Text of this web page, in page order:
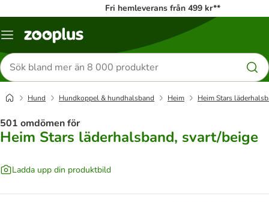
Fri hemleverans från 499 kr**
Katalogmeny
Sök
efter
produkter
Hund Hundkoppel & hundhalsband Heim Heim Stars
501 omdömen för
Heim Stars läderhalsband, svart/beige
Ladda upp din produktbild